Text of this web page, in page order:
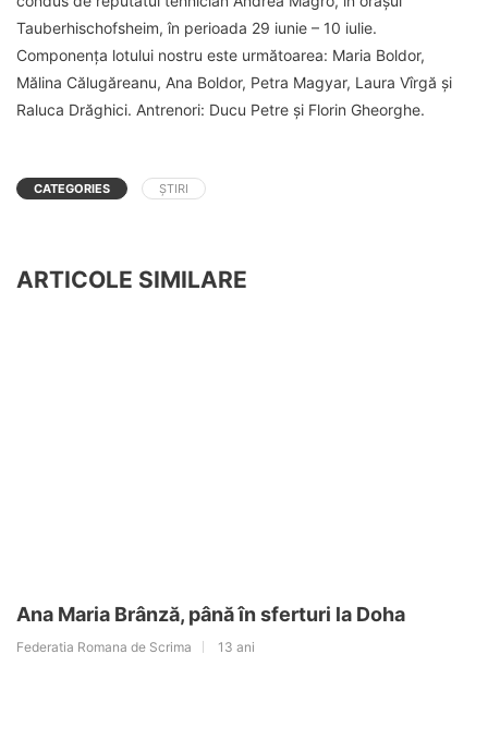
Tauberhischofsheim, în perioada 29 iunie – 10 iulie.
Componența lotului nostru este următoarea: Maria Boldor,
Mălina Călugăreanu, Ana Boldor, Petra Magyar, Laura Vîrgă și
Raluca Drăghici. Antrenori: Ducu Petre și Florin Gheorghe.
CATEGORIES ȘTIRI
ARTICOLE SIMILARE
Ana Maria Brânză, până în sferturi la Doha
Federatia Romana de Scrima 13 ani